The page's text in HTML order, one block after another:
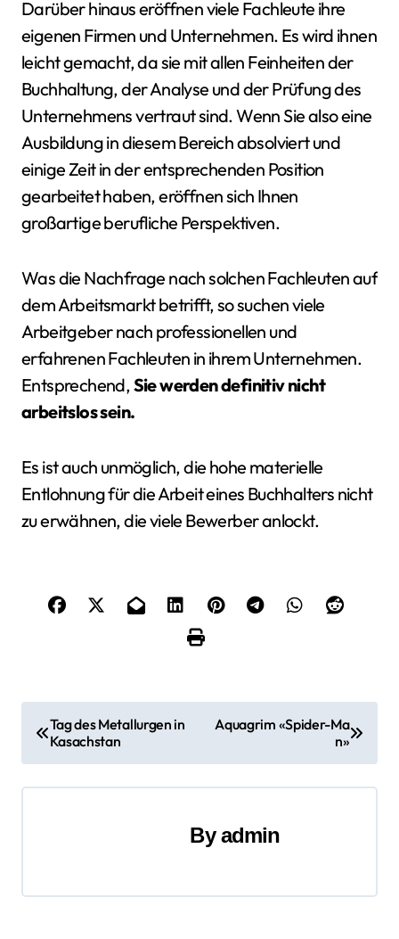
Darüber hinaus eröffnen viele Fachleute ihre
eigenen Firmen und Unternehmen. Es wird ihnen
leicht gemacht, da sie mit allen Feinheiten der
Buchhaltung, der Analyse und der Prüfung des
Unternehmens vertraut sind. Wenn Sie also eine
Ausbildung in diesem Bereich absolviert und
einige Zeit in der entsprechenden Position
gearbeitet haben, eröffnen sich Ihnen
großartige berufliche Perspektiven.
Was die Nachfrage nach solchen Fachleuten auf
dem Arbeitsmarkt betrifft, so suchen viele
Arbeitgeber nach professionellen und
erfahrenen Fachleuten in ihrem Unternehmen.
Entsprechend,Sie werden definitiv nicht
arbeitslos sein.
Es ist auch unmöglich, die hohe materielle
Entlohnung für die Arbeit eines Buchhalters nicht
zu erwähnen, die viele Bewerber anlockt.
e
i
a
Tag des Metallurgen in
Kasachstan
Aquagrim «Spider-Ma
n»
Byadmin